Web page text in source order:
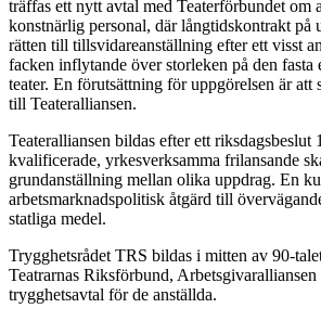
träffas ett nytt avtal med Teaterförbundet om
konstnärlig personal, där långtidskontrakt på
rätten till tillsvidareanställning efter ett visst
facken inflytande över storleken på den fasta
teater. En förutsättning för uppgörelsen är att
till Teateralliansen.
Teateralliansen bildas efter ett riksdagsbeslut
kvalificerade, yrkesverksamma frilansande
grundanställning mellan olika uppdrag. En
arbetsmarknadspolitisk åtgärd till
statliga medel.
Trygghetsrådet TRS bildas i mitten av 90-
Teatrarnas Riksförbund,
trygghetsavtal för de anställda.